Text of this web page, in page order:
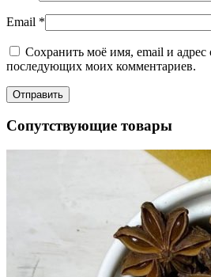
Email *
Сохранить моё имя, email и адрес
последующих моих комментариев.
Сопутствующие товары